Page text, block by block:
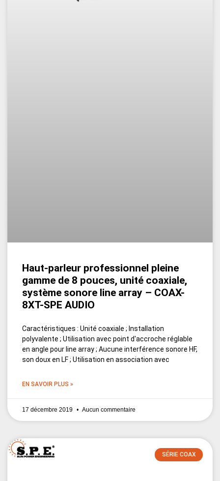
Haut-parleur professionnel pleine
gamme de 8 pouces, unité coaxiale,
système sonore line array – COAX-
8XT-SPE AUDIO
Caractéristiques : Unité coaxiale ; Installation
polyvalente ; Utilisation avec point d'accroche réglable
en angle pour line array ; Aucune interférence sonore HF,
son doux en LF ; Utilisation en association avec
EN SAVOIR PLUS »
17 décembre 2019 Aucun commentaire
SÉRIE COAX